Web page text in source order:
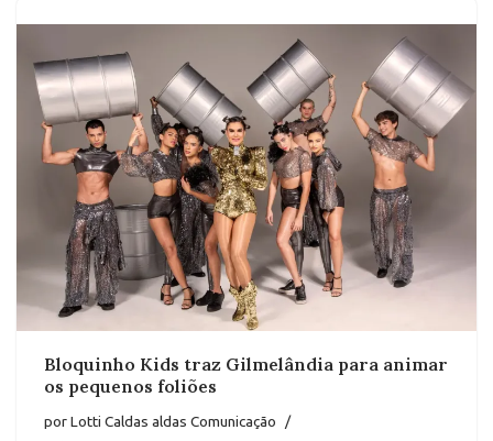
Bloquinho Kids traz Gilmelândia para animar
os pequenos foliões
porLotti Caldas aldas Comunicação